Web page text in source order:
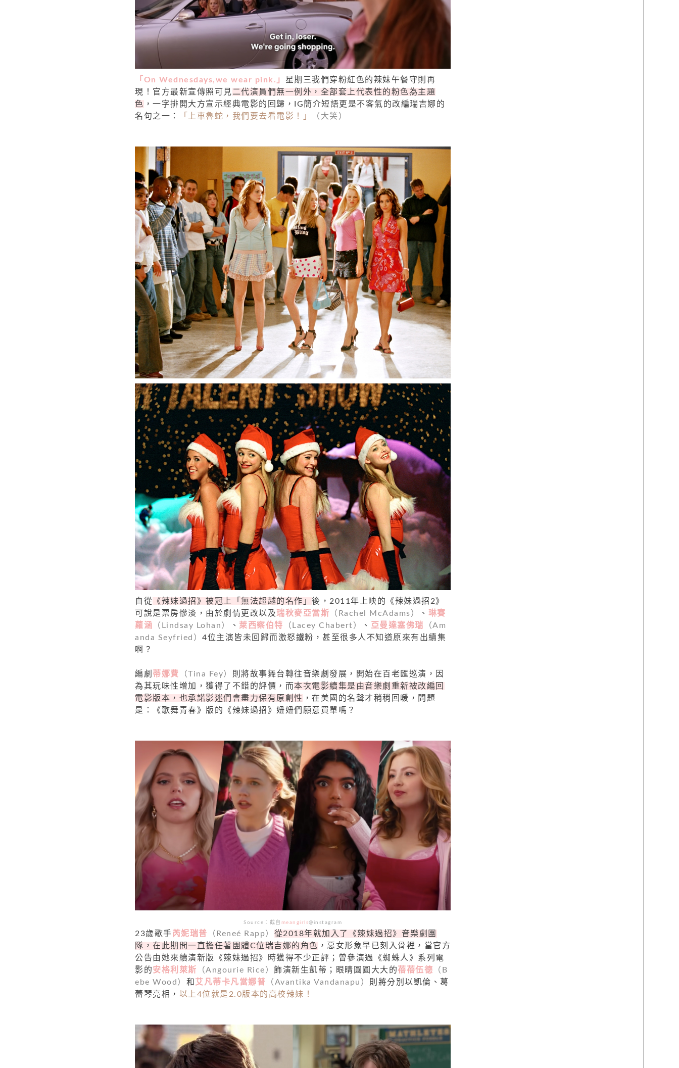
「On Wednesdays,we wear pink.」 星期三我們穿粉紅色的辣妹午餐守則再
現！官方最新宣傳照可見二代演員們無一例外，全部套上代表性的粉色為主題
色 ，一字排開大方宣示經典電影的回歸，IG簡介短語更是不客氣的改編瑞吉娜的
名句之一：
「上車魯蛇，我們要去看電影！」 （大笑）
自從 《辣妹過招》被冠上「無法超越的名作」 後，2011年上映的《辣妹過招2》
可說是票房慘淡，由於劇情更改以及瑞秋麥亞當斯 （Rachel McAdams） 、 琳賽
蘿涵
（Lindsay Lohan） 、 萊西察伯特 （Lacey Chabert） 、 亞曼達塞佛瑞 （Am
anda Seyfried） 4位主演皆未回歸而激怒鐵粉，甚至很多人不知道原來有出續集
啊？
編劇 蒂娜費 （Tina Fey） 則將故事舞台轉往音樂劇發展，開始在百老匯巡演，因
為其玩味性增加，獲得了不錯的評價，而本次電影續集是由音樂劇重新被改編回
電影版本，也承諾影迷們會盡力保有原創性 ，在美國的名聲才稍稍回暖，問題
是：《歌舞青春》版的《辣妹過招》妞妞們願意買單嗎？
Source ：截自 meangirls@instagram
23歲歌手 芮妮瑞普 （Reneé Rapp） 從2018年就加入了《辣妹過招》音樂劇團
隊，在此期間一直擔任著團體C位瑞吉娜的角色 ，惡女形象早已刻入骨裡，當官方
公告由她來續演新版《辣妹過招》時獲得不少正評；曾參演過《蜘蛛人》系列電
影的安格利萊斯 （Angourie Rice） 飾演新生凱蒂；眼睛圓圓大大的蓓蓓伍德 （B
ebe Wood） 和 艾凡蒂卡凡當娜普 （Avantika Vandanapu） 則將分別以凱倫、葛
蕾琴亮相， 以上4位就是2.0版本的高校辣妹！